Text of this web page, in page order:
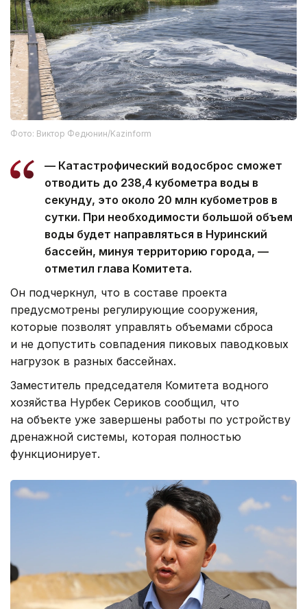
Фото: Виктор Федюнин/Kazinform
— Катастрофический водосброс сможет
отводить до 238,4 кубометра воды в
секунду, это около 20 млн кубометров в
сутки. При необходимости большой объем
воды будет направляться в Нуринский
бассейн, минуя территорию города, —
отметил глава Комитета.
Он подчеркнул, что в составе проекта
предусмотрены регулирующие сооружения,
которые позволят управлять объемами сброса
и не допустить совпадения пиковых паводковых
нагрузок в разных бассейнах.
Заместитель председателя Комитета водного
хозяйства Нурбек Сериков сообщил, что
на объекте уже завершены работы по устройству
дренажной системы, которая полностью
функционирует.